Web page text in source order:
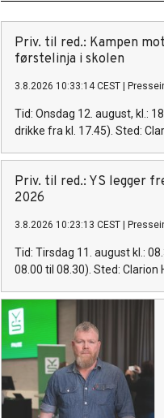
Priv. til red.: Kampen
førstelinja i skolen
3.8.2026 10:33:14 CEST
Tid: Onsdag 12. august, kl.:
drikke fra kl. 17.45). Sted:
Priv. til red.: YS legger
2026
3.8.2026 10:23:13 CEST
Tid: Tirsdag 11. august kl.:
08.00 til 08.30). Sted: Clarion